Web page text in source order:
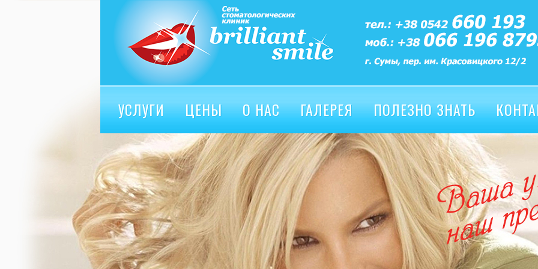
УСЛУГИ ЦЕНЫ О НАС ГАЛЕРЕЯ ПОЛЕЗНО ЗНАТЬ